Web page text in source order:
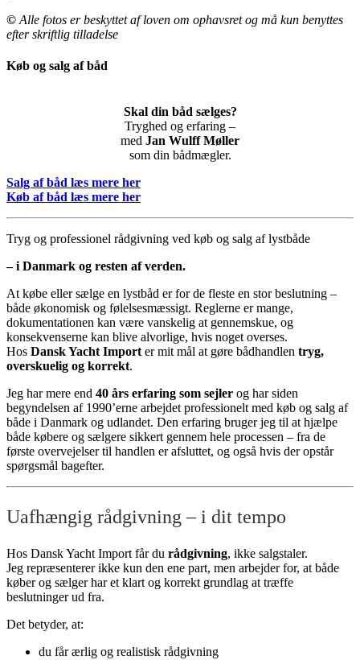
© Alle fotos er beskyttet af loven om ophavsret og må kun benyttes
efter skriftlig tilladelse
Køb og salg af båd
Skal din båd sælges?
Tryghed og erfaring –
med Jan Wulff Møller
som din bådmægler.
Salg af båd læs mere her
Køb af båd læs mere her
Tryg og professionel rådgivning ved køb og salg af lystbåde
– i Danmark og resten af verden.
At købe eller sælge en lystbåd er for de fleste en stor beslutning –
både økonomisk og følelsesmæssigt. Reglerne er mange,
dokumentationen kan være vanskelig at gennemskue, og
konsekvenserne kan blive alvorlige, hvis noget overses.
Hos Dansk Yacht Importer mit mål at gøre bådhandlen tryg,
overskuelig og korrekt.
Jeg har mere end 40 års erfaring som sejler og har siden
begyndelsen af 1990’erne arbejdet professionelt med køb og salg af
både i Danmark og udlandet. Den erfaring bruger jeg til at hjælpe
både købere og sælgere sikkert gennem hele processen – fra de
første overvejelser til handlen er afsluttet, og også hvis der opstår
spørgsmål bagefter.
Uafhængig rådgivning – i dit tempo
Hos Dansk Yacht Import får du rådgivning, ikke salgstaler.
Jeg repræsenterer ikke kun den ene part, men arbejder for, at både
køber og sælger har et klart og korrekt grundlag at træffe
beslutninger ud fra.
Det betyder, at:
du får ærlig og realistisk rådgivning